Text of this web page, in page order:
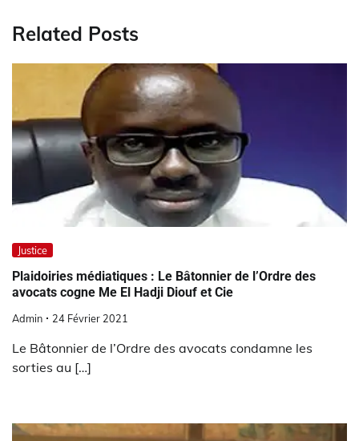
Related Posts
Justice
Plaidoiries médiatiques : Le Bâtonnier de l’Ordre des
avocats cogne Me El Hadji Diouf et Cie
Admin 24 Février 2021
Le Bâtonnier de l’Ordre des avocats condamne les
sorties au […]